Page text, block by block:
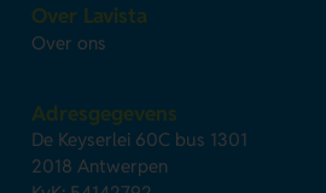
Over Lavista
Over ons
Adresgegevens
De Keyserlei 60C bus 1301
2018 Antwerpen